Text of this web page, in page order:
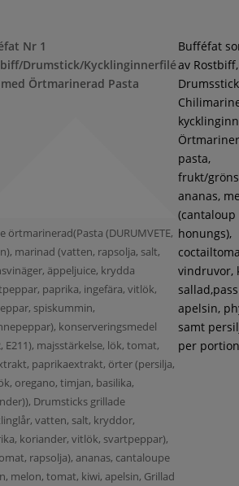
Nr 1
Drumstick/Kycklinginnerfilé
Örtmarinerad Pasta
örtmarinerad(Pasta (DURUMVETE,
marinad (vatten, rapsolja, salt,
äppeljuice, krydda
paprika, ingefära, vitlök,
spiskummin,
konserveringsmedel
E211), majsstärkelse, lök, tomat,
paprikaextrakt, örter (persilja,
oregano, timjan, basilika,
Drumsticks grillade
vatten, salt, kryddor,
koriander, vitlök, svartpeppar),
rapsolja), ananas, cantaloupe
melon, tomat, kiwi, apelsin, Grillad
Bufféfat
av Rostbiff,
pasta,
frukt/
ananas,
(cantaloup
honungs),
vindruvor,
apelsin,
samt
per